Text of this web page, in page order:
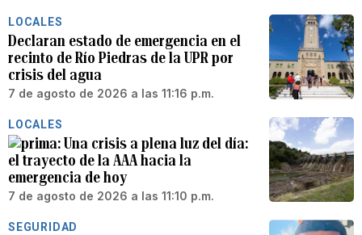
LOCALES
Declaran estado de emergencia en el
recinto de Río Piedras de la UPR por
crisis del agua
7 de agosto de 2026 a las 11:16 p.m.
LOCALES
Una crisis a plena luz del día:
el trayecto de la AAA hacia la
emergencia de hoy
7 de agosto de 2026 a las 11:10 p.m.
SEGURIDAD